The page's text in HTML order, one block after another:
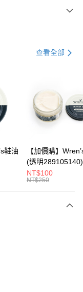
查看全部
鞋油
【加價購】
(透明289105140)
NT$100
NT$250